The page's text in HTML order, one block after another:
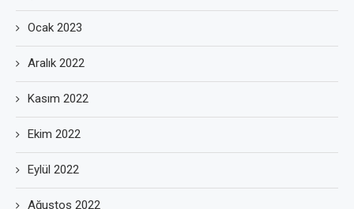
Ocak 2023
Aralık 2022
Kasım 2022
Ekim 2022
Eylül 2022
Ağustos 2022